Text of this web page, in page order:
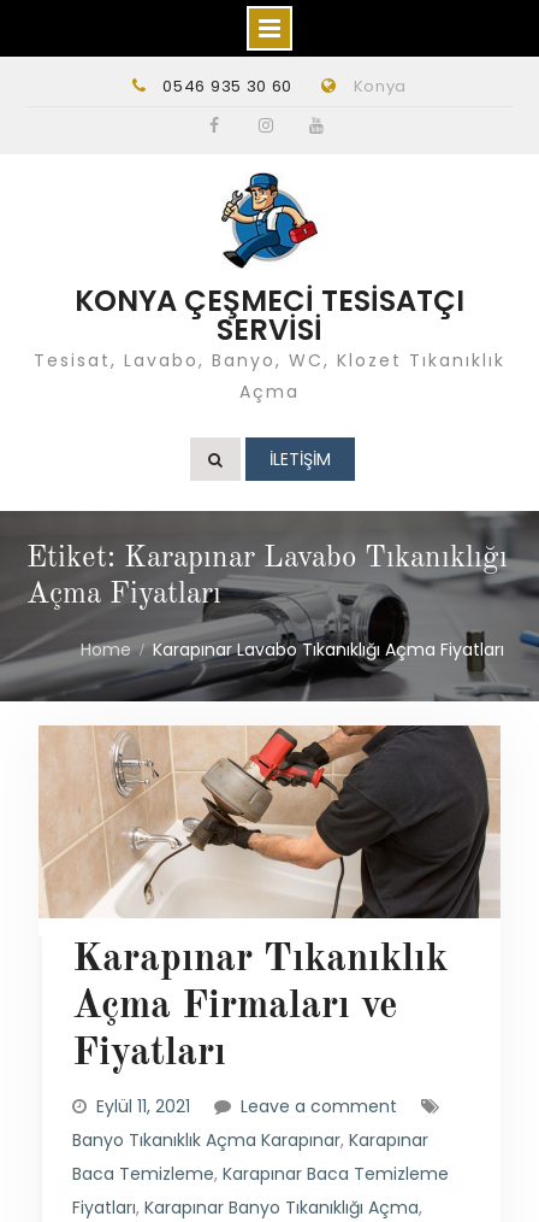
0546 935 30 60 Konya
KONYA ÇEŞMECİ TESİSATÇI
SERVİSİ
Tesisat, Lavabo, Banyo, WC, Klozet Tıkanıklık
Açma
İLETİŞİM
Etiket: Karapınar Lavabo Tıkanıklığı
Açma Fiyatları
Home Karapınar Lavabo Tıkanıklığı Açma Fiyatları
Karapınar Tıkanıklık
Açma Firmaları ve
Fiyatları
Eylül 11, 2021
Leave a comment
Banyo Tıkanıklık Açma Karapınar, Karapınar
Baca Temizleme, Karapınar Baca Temizleme
Fiyatları, Karapınar Banyo Tıkanıklığı Açma,